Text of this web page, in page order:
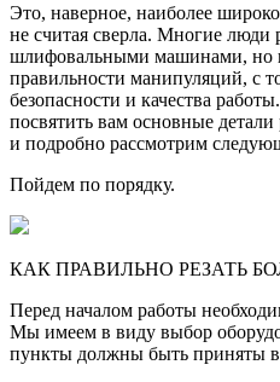
Это, наверное, наиболее
не считая сверла. Многие люди
шлифовальными машинами, но
правильности манипуляций, с
безопасности и качества
посвятить вам основные
и подробно рассмотрим
Пойдем по порядку.
КАК ПРАВИЛЬНО РЕЗАТЬ
Перед началом работы
Мы имеем в виду выбор
пункты должны быть приняты